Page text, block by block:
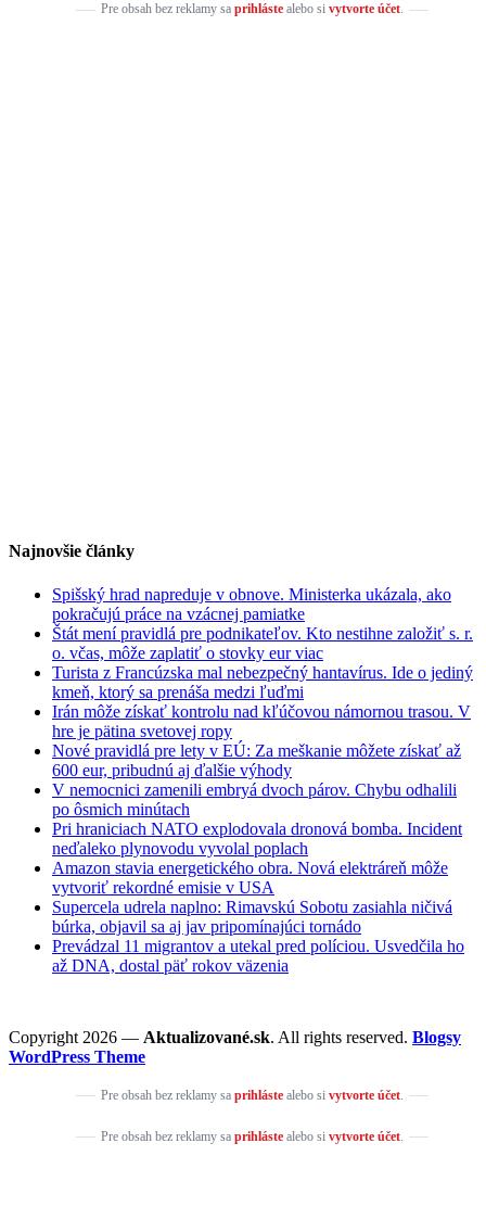
Pre obsah bez reklamy sa prihlástealebo si vytvorte účet.
Najnovšie články
Spišský hrad napreduje v obnove. Ministerka ukázala, ako
pokračujú práce na vzácnej pamiatke
Štát mení pravidlá pre podnikateľov. Kto nestihne založiť s. r.
o. včas, môže zaplatiť o stovky eur viac
Turista z Francúzska mal nebezpečný hantavírus. Ide o jediný
kmeň, ktorý sa prenáša medzi ľuďmi
Irán môže získať kontrolu nad kľúčovou námornou trasou. V
hre je pätina svetovej ropy
Nové pravidlá pre lety v EÚ: Za meškanie môžete získať až
600 eur, pribudnú aj ďalšie výhody
V nemocnici zamenili embryá dvoch párov. Chybu odhalili
po ôsmich minútach
Pri hraniciach NATO explodovala dronová bomba. Incident
neďaleko plynovodu vyvolal poplach
Amazon stavia energetického obra. Nová elektráreň môže
vytvoriť rekordné emisie v USA
Supercela udrela naplno: Rimavskú Sobotu zasiahla ničivá
búrka, objavil sa aj jav pripomínajúci tornádo
Prevádzal 11 migrantov a utekal pred políciou. Usvedčila ho
až DNA, dostal päť rokov väzenia
Copyright 2026 — Aktualizované.sk. All rights reserved. Blogsy
WordPress Theme
Pre obsah bez reklamy sa prihlástealebo si vytvorte účet.